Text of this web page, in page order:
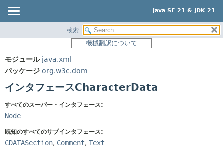
Java SE 21 & JDK 21
パッケージ
使用
ツリー
新規
サマリー:
ネスト済
メソッド
検索
機械翻訳について
モジュール java.xml
パッケージ org.w3c.dom
インタフェースCharacterData
すべてのスーパー・インタフェース:
Node
既知のすべてのサブインタフェース:
CDATASection, Comment, Text